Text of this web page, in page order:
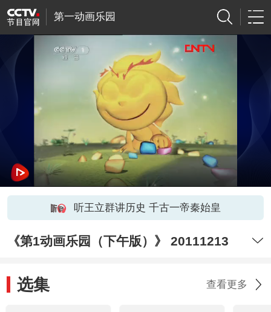
第一动画乐园
听王立群讲历史 千古一帝秦始皇
《第1动画乐园（下午版）》 20111213
选集 查看更多